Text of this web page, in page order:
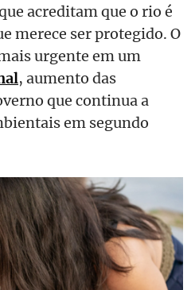
acreditam que o rio é
merece ser protegido. O
urgente em um
, aumento das
que continua a
em segundo